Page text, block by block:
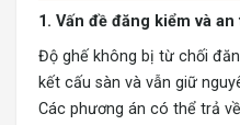
1. Vấn đề đăng kiểm và
Độ ghế không bị từ chối
kết cấu sàn và vẫn giữ
Các phương án có thể trả